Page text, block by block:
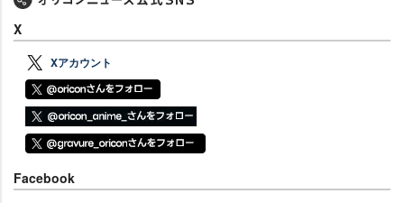
X
Xアカウント
Facebook